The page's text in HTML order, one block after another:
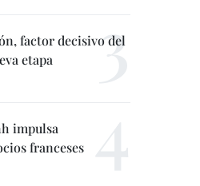
factor decisivo del
etapa
impulsa
franceses